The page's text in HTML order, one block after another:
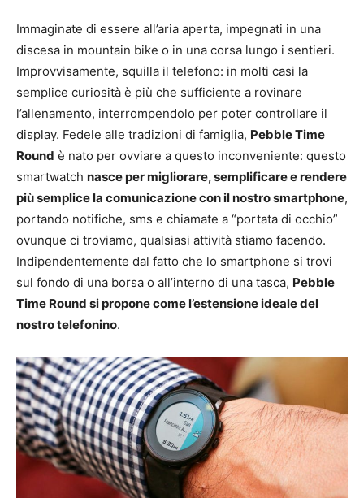
Immaginate di essere all’aria aperta, impegnati in una
discesa in mountain bike o in una corsa lungo i sentieri.
Improvvisamente, squilla il telefono: in molti casi la
semplice curiosità è più che sufficiente a rovinare
l’allenamento, interrompendolo per poter controllare il
display. Fedele alle tradizioni di famiglia, Pebble Time
Round è nato per ovviare a questo inconveniente: questo
smartwatch nasce per migliorare, semplificare e rendere
più semplice la comunicazione con il nostro smartphone,
portando notifiche, sms e chiamate a “portata di occhio”
ovunque ci troviamo, qualsiasi attività stiamo facendo.
Indipendentemente dal fatto che lo smartphone si trovi
sul fondo di una borsa o all’interno di una tasca, Pebble
Time Round si propone come l’estensione ideale del
nostro telefonino.